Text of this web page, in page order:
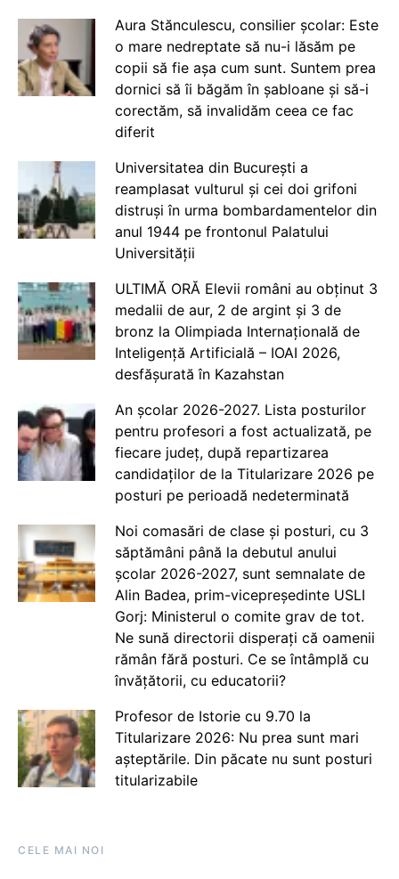
Aura Stănculescu, consilier școlar: Este
o mare nedreptate să nu-i lăsăm pe
copii să fie așa cum sunt. Suntem prea
dornici să îi băgăm în șabloane și să-i
corectăm, să invalidăm ceea ce fac
diferit
Universitatea din București a
reamplasat vulturul și cei doi grifoni
distruși în urma bombardamentelor din
anul 1944 pe frontonul Palatului
Universității
ULTIMĂ ORĂ Elevii români au obținut 3
medalii de aur, 2 de argint și 3 de
bronz la Olimpiada Internațională de
Inteligență Artificială – IOAI 2026,
desfășurată în Kazahstan
An școlar 2026-2027. Lista posturilor
pentru profesori a fost actualizată, pe
fiecare județ, după repartizarea
candidaților de la Titularizare 2026 pe
posturi pe perioadă nedeterminată
Noi comasări de clase și posturi, cu 3
săptămâni până la debutul anului
școlar 2026-2027, sunt semnalate de
Alin Badea, prim-vicepreședinte USLI
Gorj: Ministerul o comite grav de tot.
Ne sună directorii disperați că oamenii
rămân fără posturi. Ce se întâmplă cu
învățătorii, cu educatorii?
Profesor de Istorie cu 9.70 la
Titularizare 2026: Nu prea sunt mari
așteptările. Din păcate nu sunt posturi
titularizabile
CELE MAI NOI